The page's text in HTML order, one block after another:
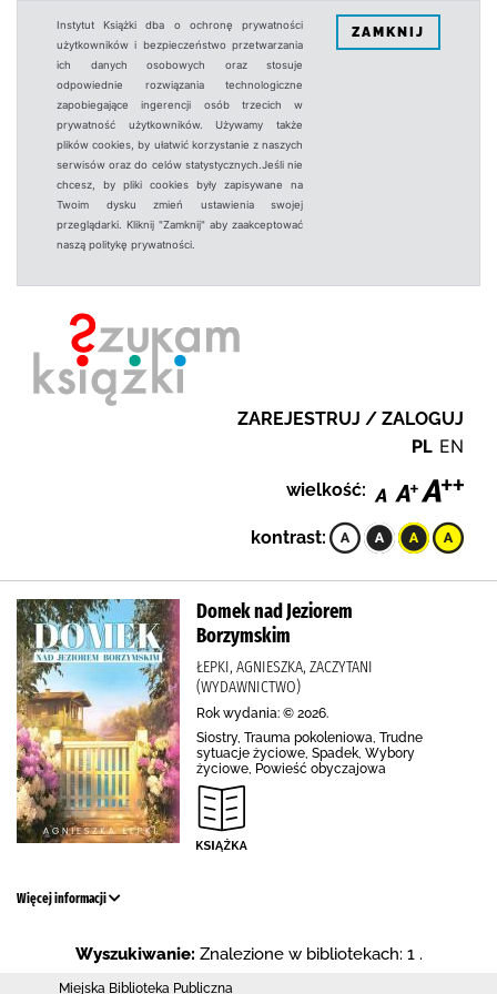
Instytut Książki dba o ochronę prywatności
użytkowników i bezpieczeństwo przetwarzania
ich danych osobowych oraz stosuje
odpowiednie rozwiązania technologiczne
zapobiegające ingerencji osób trzecich w
prywatność użytkowników. Używamy także
plików cookies, by ułatwić korzystanie z naszych
serwisów oraz do celów statystycznych.Jeśli nie
chcesz, by pliki cookies były zapisywane na
Twoim dysku zmień ustawienia swojej
przeglądarki. Kliknij "Zamknij" aby zaakceptować
naszą politykę prywatności.
ZAMKNIJ
ZAREJESTRUJ / ZALOGUJ
PL EN
wielkość:
kontrast:
Domek nad Jeziorem
Borzymskim
ŁEPKI, AGNIESZKA, ZACZYTANI
(WYDAWNICTWO)
Rok wydania: © 2026.
Siostry, Trauma pokoleniowa, Trudne
sytuacje życiowe, Spadek, Wybory
życiowe, Powieść obyczajowa
Więcej informacji
Wyszukiwanie: Znalezione w bibliotekach: 1 .
Miejska Biblioteka Publiczna